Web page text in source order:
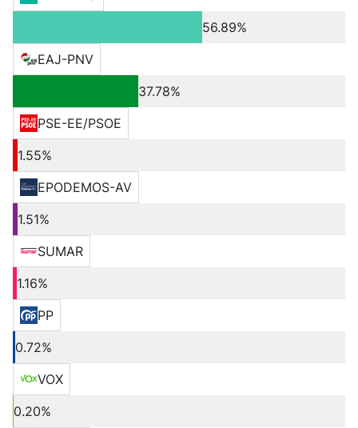
56.89%
EAJ-PNV
37.78%
PSE-EE/PSOE
1.55%
EPODEMOS-AV
1.51%
SUMAR
1.16%
PP
0.72%
VOX
0.20%